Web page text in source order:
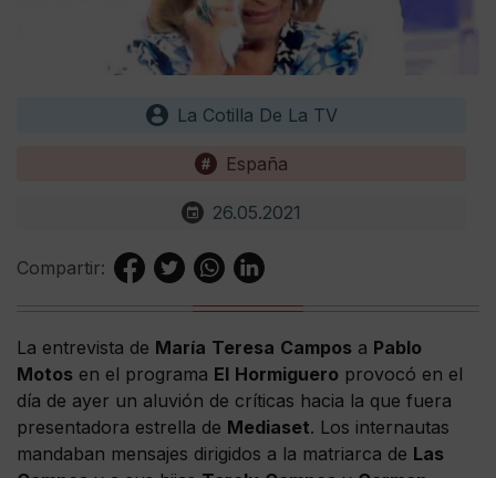
La Cotilla De La TV
España
26.05.2021
Compartir:
La entrevista de María Teresa Campos a Pablo
Motos en el programa El Hormiguero provocó en el
día de ayer un aluvión de críticas hacia la que fuera
presentadora estrella de Mediaset. Los internautas
mandaban mensajes dirigidos a la matriarca de Las